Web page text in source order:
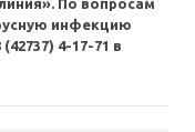
По вопросам
инфекцию
4-17-71 в